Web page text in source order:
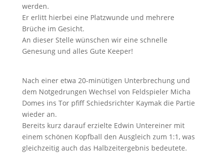
werden.
Er erlitt hierbei eine Platzwunde und mehrere
Brüche im Gesicht.
An dieser Stelle wünschen wir eine schnelle
Genesung und alles Gute Keeper!
Nach einer etwa 20-minütigen Unterbrechung und
dem Notgedrungen Wechsel von Feldspieler Micha
Domes ins Tor pfiff Schiedsrichter Kaymak die Partie
wieder an.
Bereits kurz darauf erzielte Edwin Untereiner mit
einem schönen Kopfball den Ausgleich zum 1:1, was
gleichzeitig auch das Halbzeitergebnis bedeutete.